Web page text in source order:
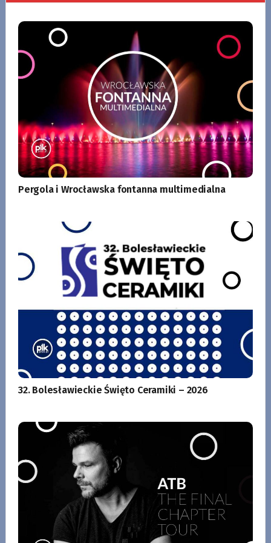
Pergola i Wrocławska fontanna multimedialna
32. Bolesławieckie Święto Ceramiki – 2026